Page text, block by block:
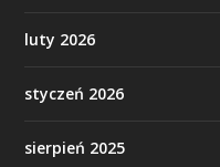
luty 2026
styczeń 2026
sierpień 2025